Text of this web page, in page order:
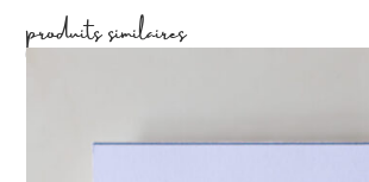
produits similaires